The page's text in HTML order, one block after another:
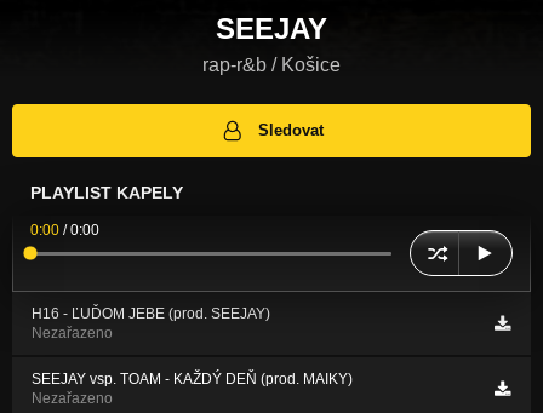
SEEJAY
rap-r&b / Košice
Sledovat
PLAYLIST KAPELY
0:00 /0:00
H16 - ĽUĎOM JEBE (prod. SEEJAY)
Nezařazeno
SEEJAY vsp. TOAM - KAŽDÝ DEŇ (prod. MAIKY)
Nezařazeno